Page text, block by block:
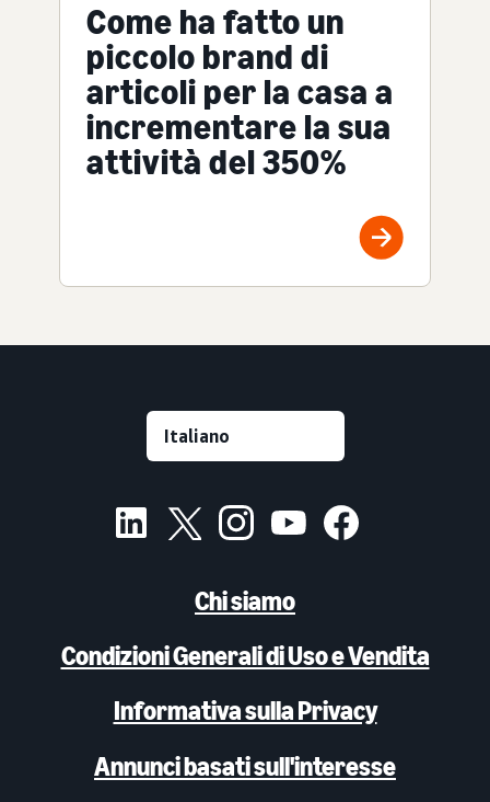
Come ha fatto un
piccolo brand di
articoli per la casa a
incrementare la sua
attività del 350%
Chi siamo
Condizioni Generali di Uso e Vendita
Informativa sulla Privacy
Annunci basati sull'interesse